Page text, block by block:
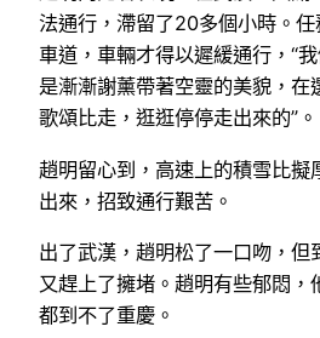
法通行，滯留了20多個小時。
車道，車輛才得以遲緩通行，“
是漸漸謝薰帶著空靈的美貌，在
歌頌比走，逛逛停停走出來的”。
趙明留心到，高速上的積雪比擬
出來，招致通行艱苦。
出了武漢，趙明松了一口吻，但
又趕上了擁堵。趙明有些郁悶，
都到不了重慶。